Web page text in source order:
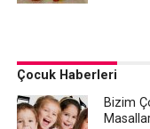
Çocuk Haberleri
Bizim